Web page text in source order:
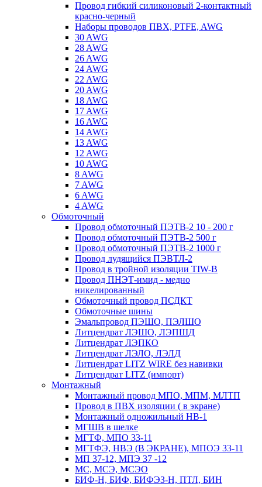
Провод гибкий силиконовый 2-контактный
красно-черный
Наборы проводов ПВХ, PTFE, AWG
30 AWG
28 AWG
26 AWG
24 AWG
22 AWG
20 AWG
18 AWG
17 AWG
16 AWG
14 AWG
13 AWG
12 AWG
10 AWG
8 AWG
7 AWG
6 AWG
4 AWG
Обмоточный
Провод обмоточный ПЭТВ-2 10 - 200 г
Провод обмоточный ПЭТВ-2 500 г
Провод обмоточный ПЭТВ-2 1000 г
Провод лудящийся ПЭВТЛ-2
Провод в тройной изоляции TIW-B
Провод ПНЭТ-имид - медно
никелированный
Обмоточный провод ПСДКТ
Обмоточные шины
Эмальпровод ПЭШО, ПЭЛШО
Литцендрат ЛЭШО, ЛЭПШД
Литцендрат ЛЭПКО
Литцендрат ЛЭЛО, ЛЭЛД
Литцендрат LITZ WIRE без навивки
Литцендрат LITZ (импорт)
Монтажный
Монтажный провод МПО, МПМ, МЛТП
Провод в ПВХ изоляции ( в экране)
Монтажный одножильный HB-1
МГШВ в шелке
МГТФ, МПО 33-11
МГТФЭ, НВЭ (В ЭКРАНЕ), МПОЭ 33-11
МП 37-12, МПЭ 37 -12
МС, МСЭ, МСЭО
БИФ-Н, БИФ, БИФЭЗ-Н, ПТЛ, БИН